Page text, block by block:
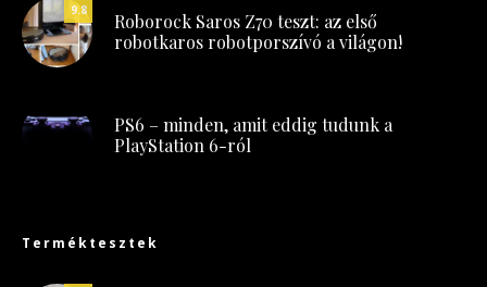
9.8
Roborock Saros Z70 teszt: az első
robotkaros robotporszívó a világon!
PS6 – minden, amit eddig tudunk a
PlayStation 6-ról
Terméktesztek